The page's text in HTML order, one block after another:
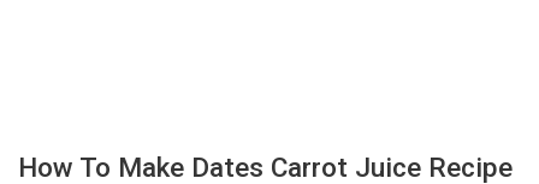
How To Make Dates Carrot Juice Recipe